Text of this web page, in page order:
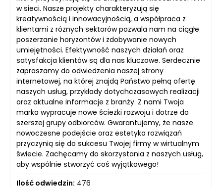
w sieci. Nasze projekty charakteryzują się
kreatywnością i innowacyjnością, a współpraca z
klientami z różnych sektorów pozwala nam na ciągłe
poszerzanie horyzontów i zdobywanie nowych
umiejętności. Efektywność naszych działań oraz
satysfakcja klientów są dla nas kluczowe. Serdecznie
zapraszamy do odwiedzenia naszej strony
internetowej, na której znajdą Państwo pełną ofertę
naszych usług, przykłady dotychczasowych realizacji
oraz aktualne informacje z branży. Z nami Twoja
marka wypracuje nowe ścieżki rozwoju i dotrze do
szerszej grupy odbiorców. Gwarantujemy, że nasze
nowoczesne podejście oraz estetyka rozwiązań
przyczynią się do sukcesu Twojej firmy w wirtualnym
świecie. Zachęcamy do skorzystania z naszych usług,
aby wspólnie stworzyć coś wyjątkowego!
Ilość odwiedzin: 476